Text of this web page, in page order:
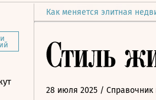
Как меняется элитная
28 июля 2025 / Справочник